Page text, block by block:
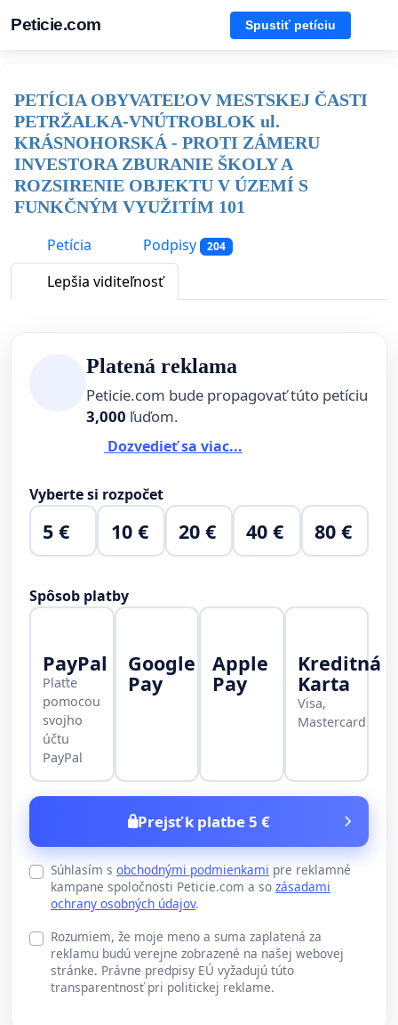
Peticie.com Spustiť petíciu
PETÍCIA OBYVATEĽOV MESTSKEJ ČASTI
PETRŽALKA-VNÚTROBLOK ul.
KRÁSNOHORSKÁ - PROTI ZÁMERU
INVESTORA ZBURANIE ŠKOLY A
ROZSIRENIE OBJEKTU V ÚZEMÍ S
FUNKČNÝM VYUŽITÍM 101
Petícia
Podpisy 204
Lepšia viditeľnosť
Platená reklama
Peticie.com bude propagovať túto petíciu
3,000 ľuďom.
Dozvedieť sa viac...
Vyberte si rozpočet
5 € 10 € 20 € 40 € 80 €
Spôsob platby
PayPal
Plaťte
pomocou
svojho
účtu
PayPal
Google
Pay
Apple
Pay
Kreditná
Karta
Visa,
Mastercard
Prejsť k platbe 5 €
Súhlasím s obchodnými podmienkami pre reklamné
kampane spoločnosti Peticie.com a so zásadami
ochrany osobných údajov.
Rozumiem, že moje meno a suma zaplatená za
reklamu budú verejne zobrazené na našej webovej
stránke. Právne predpisy EÚ vyžadujú túto
transparentnosť pri politickej reklame.